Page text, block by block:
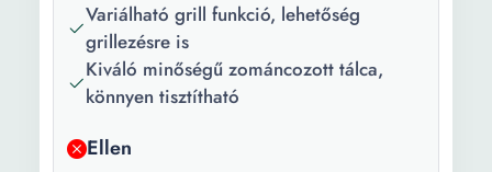
Variálható grill funkció, lehetőség
grillezésre is
Kiváló minőségű zománcozott tálca,
könnyen tisztítható
Ellen